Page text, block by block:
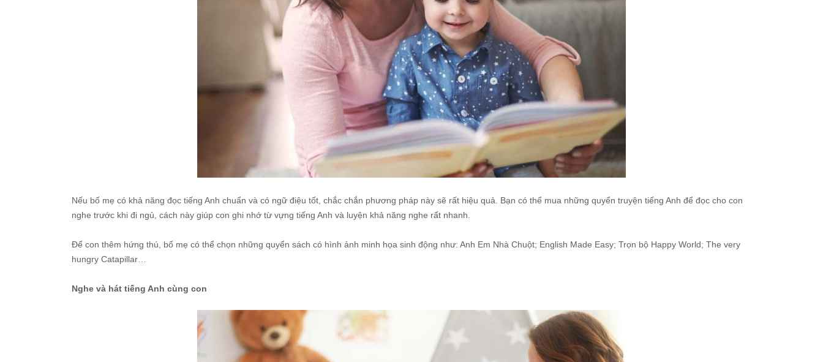
Nếu bố mẹ có khả năng đọc tiếng Anh chuẩn và có ngữ điệu tốt, chắc chắn phương pháp này sẽ rất hiệu quả. Bạn có thể mua những quyển truyện tiếng Anh để đọc cho con
nghe trước khi đi ngủ, cách này giúp con ghi nhớ từ vựng tiếng Anh và luyện khả năng nghe rất nhanh.
Để con thêm hứng thú, bố mẹ có thể chọn những quyển sách có hình ảnh minh họa sinh động như: Anh Em Nhà Chuột; English Made Easy; Trọn bộ Happy World; The very
hungry Catapillar…
Nghe và hát tiếng Anh cùng con